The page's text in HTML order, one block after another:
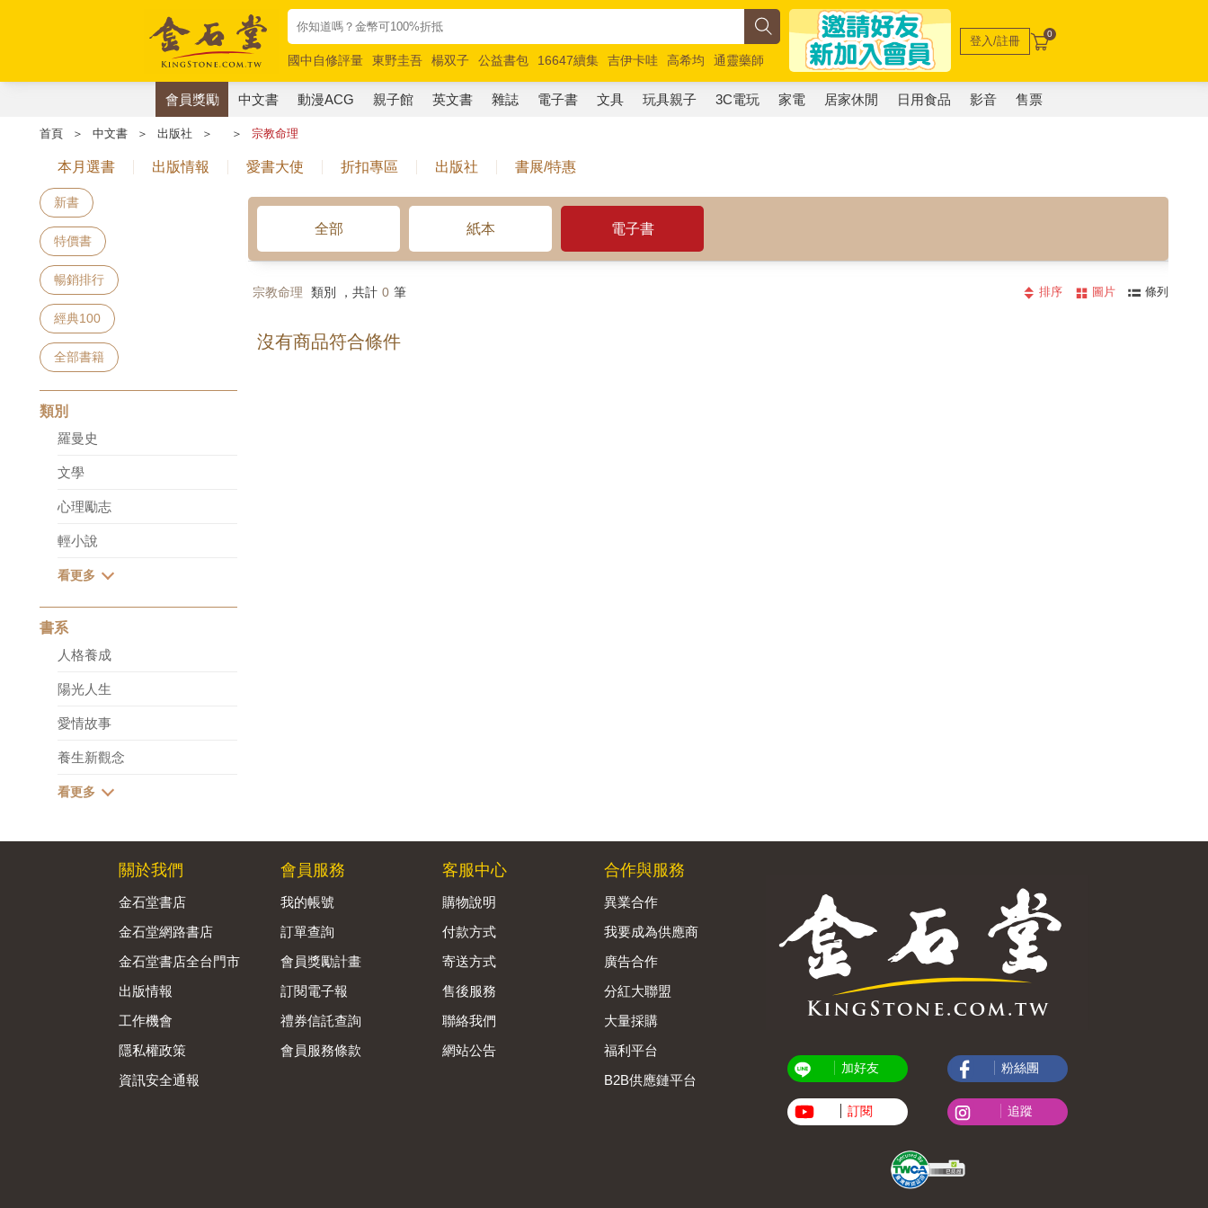
國中自修評量 東野圭吾 楊双子 公益書包 16647續集 吉伊卡哇 高希均
通靈藥師
唯紅花綻放
奧德賽 路邊攤新作 馬斯克 玩具總動員5 超慢跑
登入/註冊 0
會員獎勵 中文書 動漫ACG 親子館 英文書 雜誌 電子書 文具 玩具親子 3C電玩 家電 居家休閒 日用食品 影音 售票
首頁 ＞ 中文書 ＞ 出版社 ＞ ＞ 宗教命理
本月選書 出版情報 愛書大使 折扣專區 出版社 書展/特惠
新書
特價書
暢銷排行
經典100
全部書籍
類別
羅曼史
文學
心理勵志
輕小說
書系
人格養成
陽光人生
愛情故事
養生新觀念
全部 紙本 電子書
宗教命理 類別 ，共計 0 筆 排序 圖片 條列
沒有商品符合條件
關於我們
金石堂書店
金石堂網路書店
金石堂書店全台門市
出版情報
工作機會
隱私權政策
資訊安全通報
會員服務
我的帳號
訂單查詢
會員獎勵計畫
訂閱電子報
禮券信託查詢
會員服務條款
客服中心
購物說明
付款方式
寄送方式
售後服務
聯絡我們
網站公告
合作與服務
異業合作
我要成為供應商
廣告合作
分紅大聯盟
大量採購
福利平台
B2B供應鏈平台
加好友
訂閱
粉絲團
追蹤